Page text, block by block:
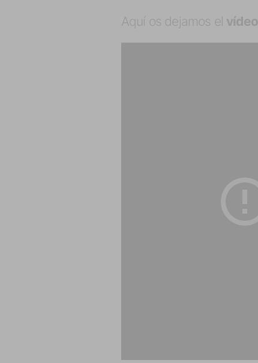
Aquí os dejamos el